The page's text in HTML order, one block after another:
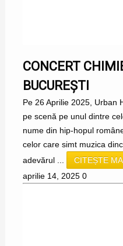
CONCERT
BUCUREȘTI
Pe 26 Aprilie 2025, Urban
pe scenă pe unul dintre
nume din hip-hopul
celor care simt muzica
adevărul ...
CITEȘTE
aprilie 14, 2025 0